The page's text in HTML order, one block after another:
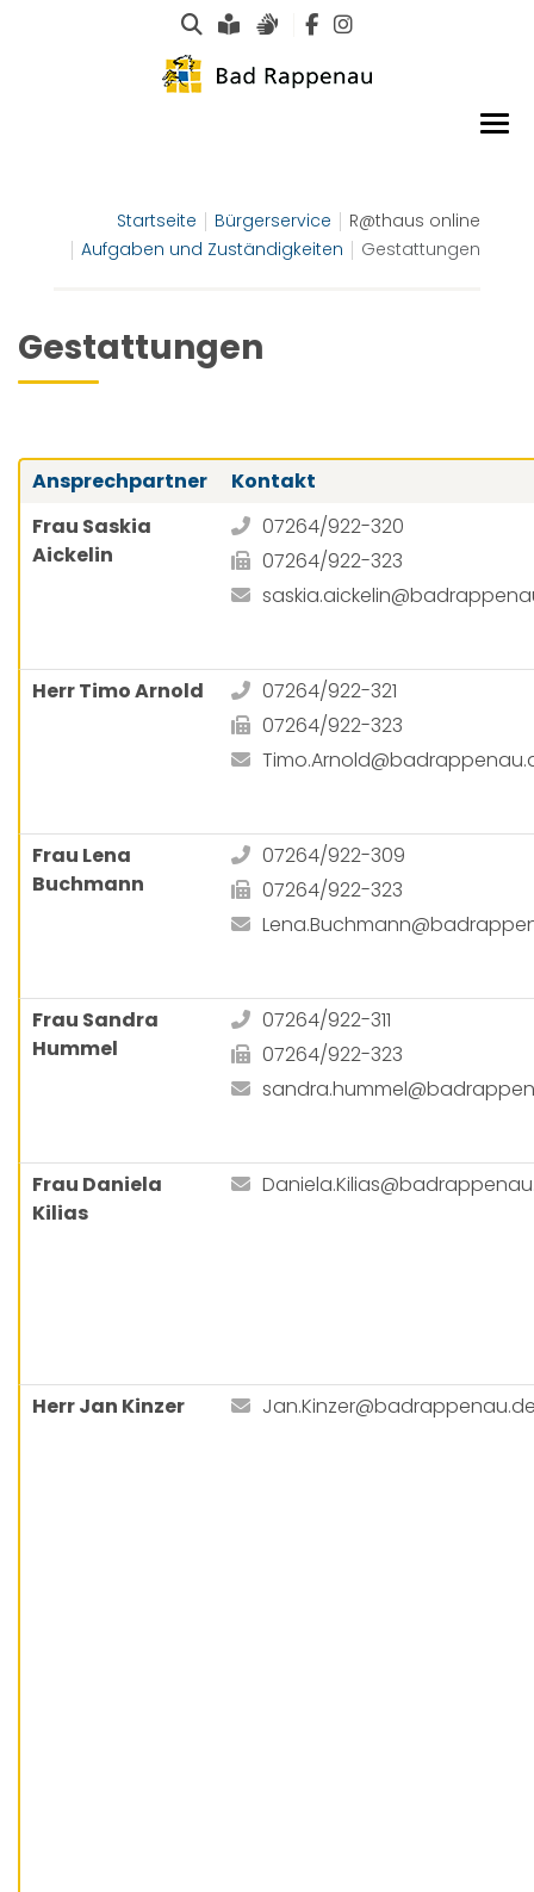
Suche
Leichte Sprache
Gebärdensprachen
Startseite Bürgerservice
R@thaus online
Aufgaben und Zuständigkeiten
Gestattungen
Gestattungen
Ansprechpartner
Kontakt
Frau Saskia
Aickelin
07264/922-320
07264/922-323
Herr Timo Arnold
07264/922-321
07264/922-323
Frau Lena
Buchmann
07264/922-309
07264/922-323
Frau Sandra
Hummel
07264/922-311
07264/922-323
Frau Daniela
Kilias
Herr Jan Kinzer